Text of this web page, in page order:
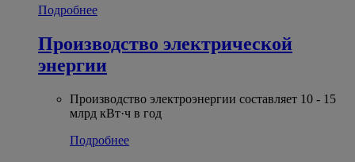
Подробнее
Производство электрической
энергии
Производство электроэнергии составляет 10 - 15
млрд кВт·ч в год
Подробнее